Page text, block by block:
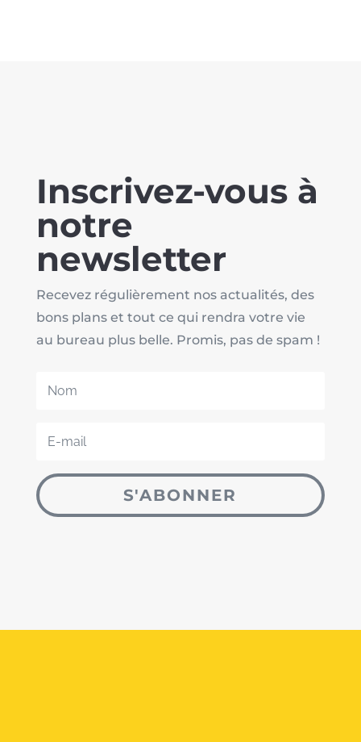
Inscrivez-vous à
notre
newsletter
Recevez régulièrement nos actualités, des
bons plans et tout ce qui rendra votre vie
au bureau plus belle. Promis, pas de spam !
S'ABONNER